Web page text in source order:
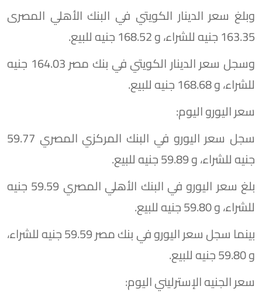
وبلغ سعر الدينار الكويتي في البنك الأهلي المصرى
163.35 جنيه للشراء، و 168.52 جنيه للبيع.
وسجل سعر الدينار الكويتي في بنك مصر 164.03 جنيه
للشراء، و 168.68 جنيه للبيع.
سعر اليورو اليوم:
سجل سعر اليورو في البنك المركزي المصري 59.77
جنيه للشراء، و 59.89 جنيه للبيع.
بلغ سعر اليورو في البنك الأهلي المصري 59.59 جنيه
للشراء، و 59.80 جنيه للبيع.
بينما سجل سعر اليورو في بنك مصر 59.59 جنيه للشراء،
و 59.80 جنيه للبيع.
سعر الجنيه الإسترليني اليوم: